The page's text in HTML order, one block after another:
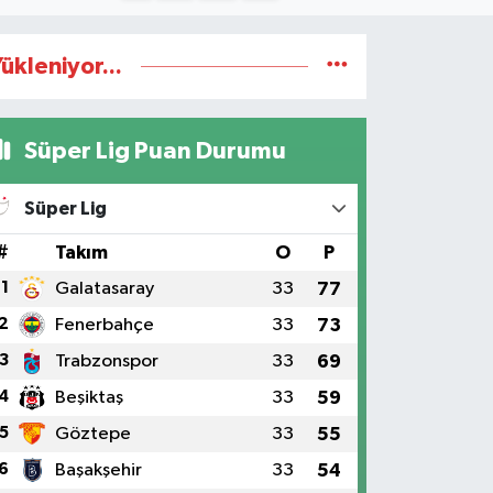
Süper Lig Puan Durumu
Süper Lig
Takım O P
1 Galatasaray 33 77
Fenerbahçe 33 73
3 Trabzonspor 33 69
Beşiktaş 33 59
5 Göztepe 33 55
Başakşehir 33 54